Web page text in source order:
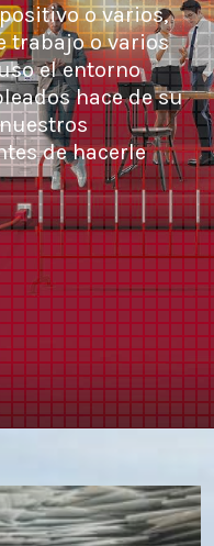
o varios,
trabajo o varios
el entorno
hace de su
de hacerle